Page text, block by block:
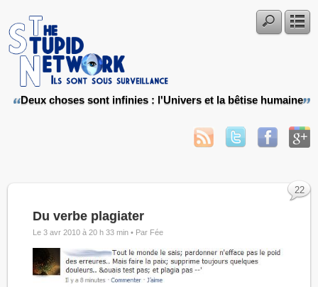
Deux choses sont infinies : l'Univers et la bêtise humaine
Du verbe plagiater
Le 3 avr 2010 à 20 h 33 min • Par Fée
22